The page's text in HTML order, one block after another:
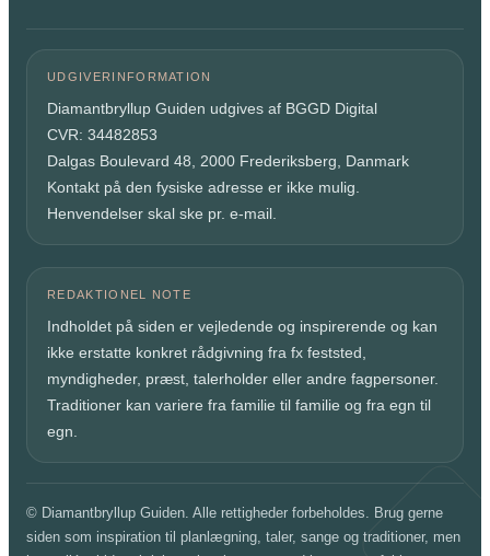
UDGIVERINFORMATION
Diamantbryllup Guiden udgives af BGGD Digital
CVR: 34482853
Dalgas Boulevard 48, 2000 Frederiksberg, Danmark
Kontakt på den fysiske adresse er ikke mulig.
Henvendelser skal ske pr. e-mail.
REDAKTIONEL NOTE
Indholdet på siden er vejledende og inspirerende og kan
ikke erstatte konkret rådgivning fra fx feststed,
myndigheder, præst, talerholder eller andre fagpersoner.
Traditioner kan variere fra familie til familie og fra egn til
egn.
© Diamantbryllup Guiden. Alle rettigheder forbeholdes. Brug gerne
siden som inspiration til planlægning, taler, sange og traditioner, men